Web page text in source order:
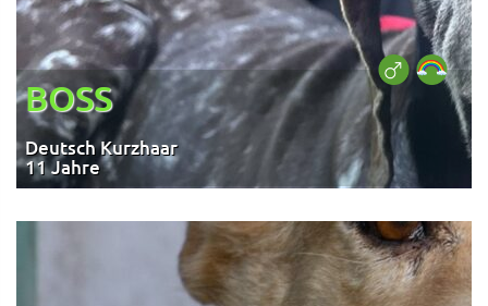
BOSS
Deutsch Kurzhaar
11 Jahre